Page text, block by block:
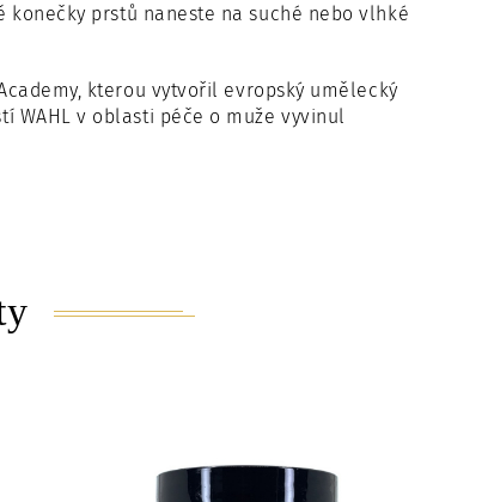
konečky prstů naneste na suché nebo vlhké
kterou vytvořil evropský umělecký
WAHL v oblasti péče o muže vyvinul